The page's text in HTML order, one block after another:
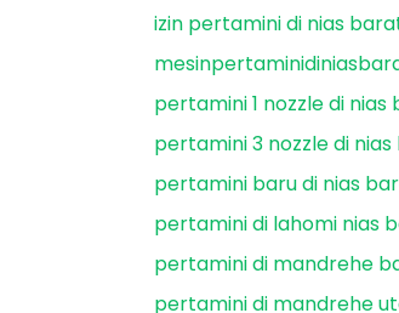
izin pertamini di nias
pertamini 1 nozzle di nias
pertamini 3 nozzle di
pertamini baru di nias
pertamini di lahomi nias
pertamini di mandrehe
pertamini di mandrehe